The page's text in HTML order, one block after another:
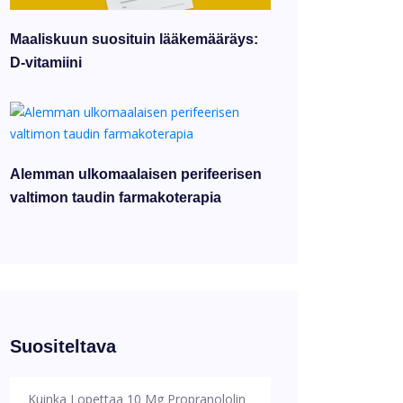
Maaliskuun suosituin lääkemääräys:
D-vitamiini
Alemman ulkomaalaisen perifeerisen
valtimon taudin farmakoterapia
Suositeltava
Kuinka Lopettaa 10 Mg Propranololin